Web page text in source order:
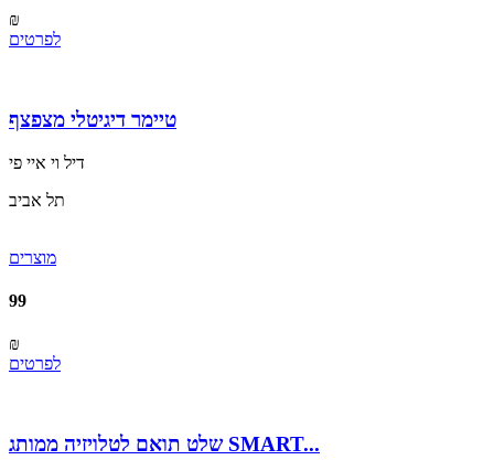
₪
לפרטים
טיימר דיגיטלי מצפצף
דיל וי איי פי
תל אביב
מוצרים
99
₪
לפרטים
שלט תואם לטלויזיה ממותג SMART...